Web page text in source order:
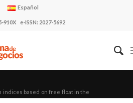
Español
910X e-ISSN: 2027-5692
based on free float in the